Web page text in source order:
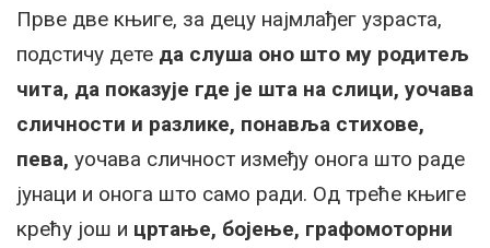
Прве две књиге, за децу најмлађег узраста,
подстичу дете да слуша оно што му родитељ
чита, да показује где је шта на слици, уочава
сличности и разлике, понавља стихове,
пева, уочава сличност између онога што раде
јунаци и онога што само ради. Од треће књиге
крећу још и цртање, бојење, графомоторни